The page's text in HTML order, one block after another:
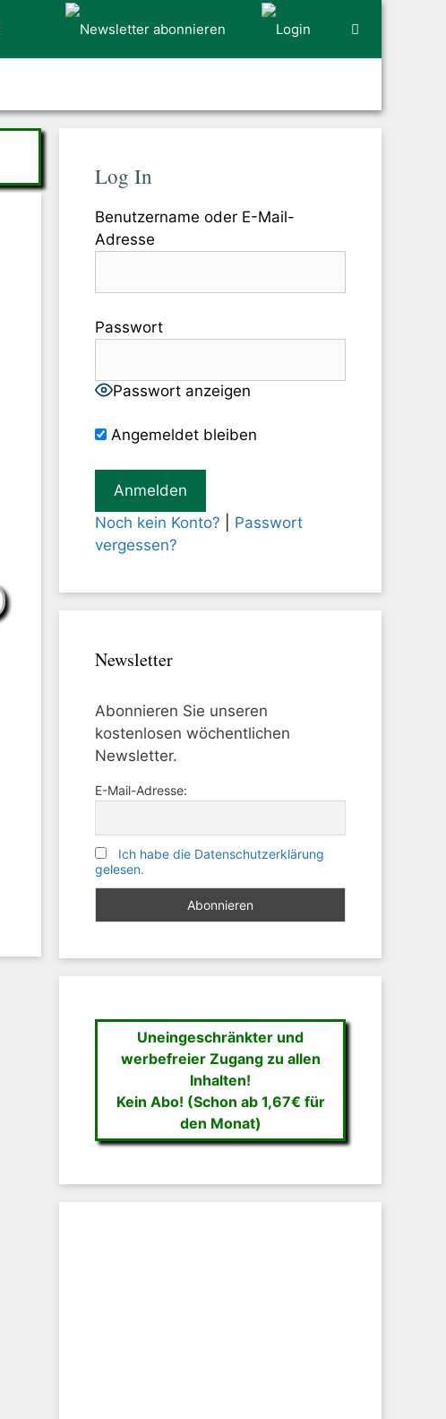
Log In
Benutzername oder E-Mail-
Adresse
Passwort
Passwort anzeigen
Angemeldet bleiben
Noch kein Konto?
Passwort
vergessen?
Newsletter
Abonnieren Sie unseren
kostenlosen wöchentlichen
Newsletter.
E-Mail-Adresse:
Ich habe die Datenschutzerklärung
gelesen.
Uneingeschränkter und
werbefreier Zugang zu allen
Inhalten!
Kein Abo! (Schon ab 1,67€ für
den Monat)